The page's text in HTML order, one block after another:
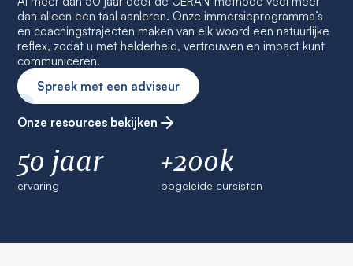
dan alleen een taal aanleren. Onze immersieprogramma’s
en coachingstrajecten maken van elk woord een natuurlijke
reflex, zodat u met helderheid, vertrouwen en impact kunt
communiceren.
Spreek met een adviseur
Onze resources bekijken
50 jaar
ervaring
+200k
opgeleide cursisten